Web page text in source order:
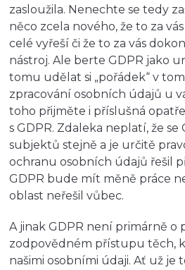
zasloužila. Nenechte se tedy
něco zcela nového, že to za
celé vyřeší či že to za vás
nástroj. Ale berte GDPR jako
tomu udělat si „pořádek“ v
zpracování osobních údajů u
toho přijměte i příslušná
s GDPR. Zdaleka neplatí, že
subjektů stejně a je určitě
ochranu osobních údajů řešil
GDPR bude mít měně práce
oblast neřešil vůbec.
A jinak GDPR není primárně o
zodpovědném přístupu těch,
našimi osobními údaji. Ať už je